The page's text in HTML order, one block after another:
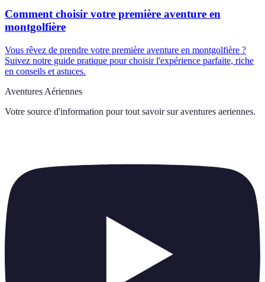
Comment choisir votre première aventure en
montgolfière
Vous rêvez de prendre votre première aventure en montgolfière ?
Suivez notre guide pratique pour choisir l'expérience parfaite, riche
en conseils et astuces.
Aventures Aériennes
Votre source d'information pour tout savoir sur aventures aeriennes.